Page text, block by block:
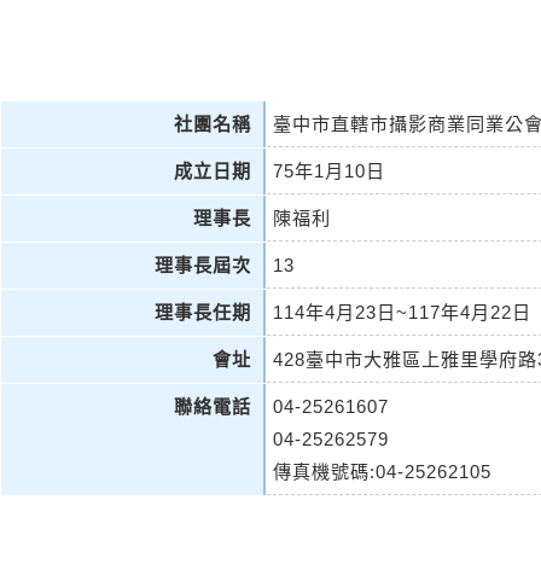
社團名稱 臺中市直轄市攝影商業同業公
成立日期 75年1月10日
理事長 陳福利
理事長屆次 13
理事長任期 114年4月23日~117年4月22日
會址 428臺中市大雅區上雅里學府
聯絡電話
04-25261607
04-25262579
傳真機號碼:04-25262105